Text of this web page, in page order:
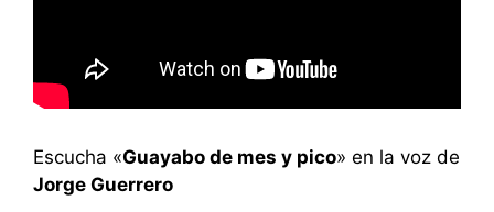
Escucha «Guayabo de mes y pico» en la voz de
Jorge Guerrero